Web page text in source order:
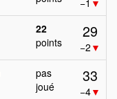
−1 ▼
22
points
29
−2 ▼
pas
joué
33
−4▼